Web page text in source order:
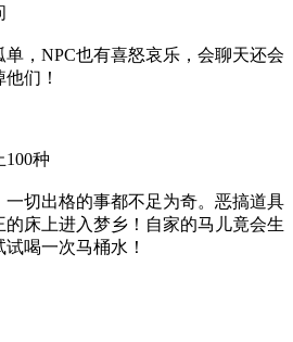
，NPC也有喜怒哀乐，会聊天还会
们！
种
切出格的事都不足为奇。恶搞道具
床上进入梦乡！自家的马儿竟会生
喝一次马桶水！